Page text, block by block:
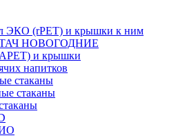
ЭКО (rPET) и крышки к ним
НОВОГОДНИЕ
и крышки
напитков
стаканы
стаканы